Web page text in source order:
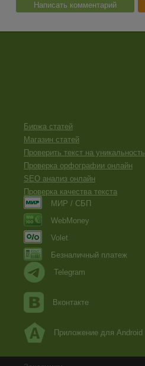
Написать комментарий
Биржа статей
Магазин статей
Проверить текст на уникальность
Проверка орфографии онлайн
SEO анализ онлайн
Проверка качества текста
МИР / СБП
WebMoney
Volet
Безналичный платеж
Telegram
Вконтакте
Приложение для Android